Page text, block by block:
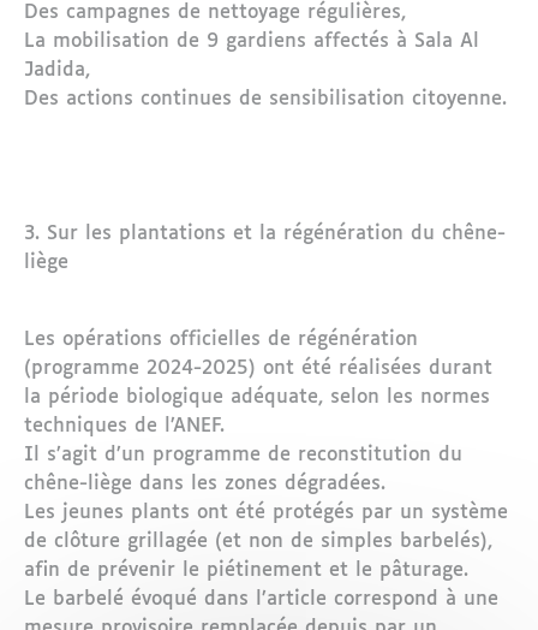
Des campagnes de nettoyage régulières,
La mobilisation de 9 gardiens affectés à Sala Al
Jadida,
Des actions continues de sensibilisation citoyenne.
3. Sur les plantations et la régénération du chêne-
liège
Les opérations officielles de régénération
(programme 2024-2025) ont été réalisées durant
la période biologique adéquate, selon les normes
techniques de l’ANEF.
Il s’agit d’un programme de reconstitution du
chêne-liège dans les zones dégradées.
Les jeunes plants ont été protégés par un système
de clôture grillagée (et non de simples barbelés),
afin de prévenir le piétinement et le pâturage.
Le barbelé évoqué dans l’article correspond à une